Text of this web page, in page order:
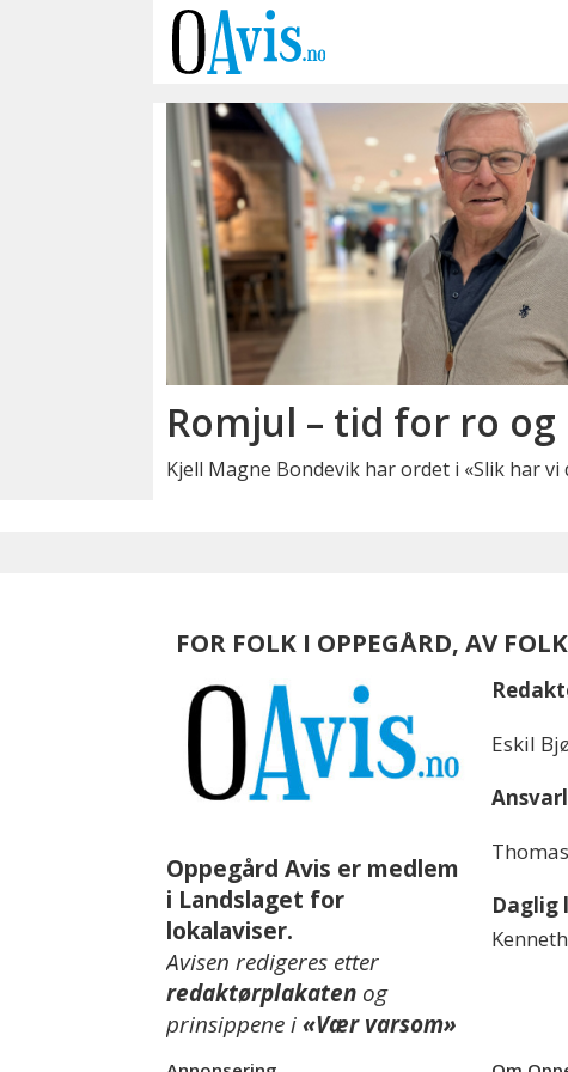
Romjul – tid for ro
Kjell Magne Bondevik har ordet i «Slik har vi
FOR FOLK I OPPEGÅRD, AV
Oppegård Avis er medlem
i Landslaget for
lokalaviser.
Avisen redigeres etter
redaktørplakaten og
prinsippene i«Vær varsom»
Eskil
Daglig